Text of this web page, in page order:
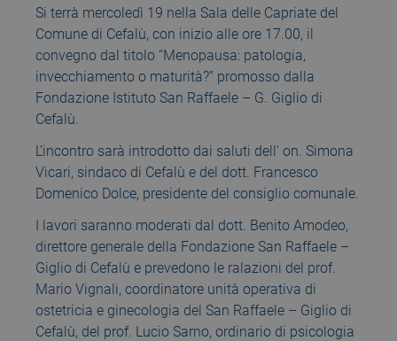
Si terrà mercoledì 19 nella Sala delle Capriate del
Comune di Cefalù, con inizio alle ore 17.00, il
convegno dal titolo “Menopausa: patologia,
invecchiamento o maturità?” promosso dalla
Fondazione Istituto San Raffaele – G. Giglio di
Cefalù.
L’incontro sarà introdotto dai saluti dell’ on. Simona
Vicari, sindaco di Cefalù e del dott. Francesco
Domenico Dolce, presidente del consiglio comunale.
I lavori saranno moderati dal dott. Benito Amodeo,
direttore generale della Fondazione San Raffaele –
Giglio di Cefalù e prevedono le ralazioni del prof.
Mario Vignali, coordinatore unità operativa di
ostetricia e ginecologia del San Raffaele – Giglio di
Cefalù, del prof. Lucio Sarno, ordinario di psicologia